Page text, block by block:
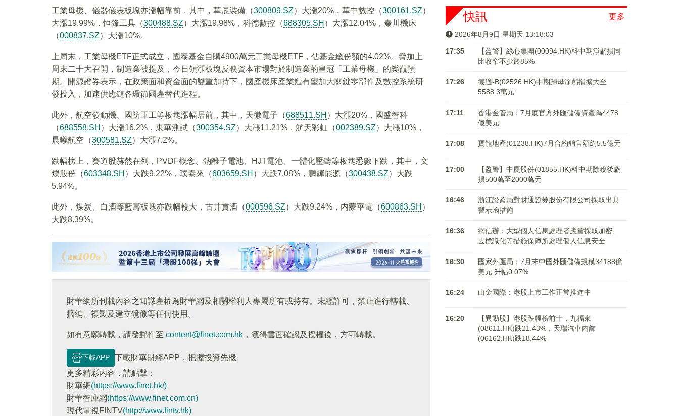
工業母機、儀器儀表板塊亦漲幅靠前，其中，華辰裝備（300809.SZ）大漲20%，華中數控（300161.SZ）
大漲19.99%，恒鋒工具（300488.SZ）大漲19.98%，科德數控（688305.SH ）大漲12.04%，秦川機床
（000837.SZ）大漲10%。
上周末，工業母機ETF正式成立，國泰基金自購4900萬元工業母機ETF，佔基金總份額的4.02%。疊加上
周末二十大召開，制造業被提及，今日領漲板塊反映資本市場對於制造業的皇冠「工業母機」的樂觀預
期。開源證券表示，在政策面和資金面的雙重加持下，國產機床產業鏈有望加大關鍵零部件及數控系統研
發投入，加速供應鏈各環節國產替代進程。
此外，航空發動機、國防軍工等板塊漲幅居前，其中，天微電子（688511.SH ）大漲20%，國盛智科
（688558.SH ）大漲16.2%，東華測試（300354.SZ）大漲11.21%，航天彩虹（002389.SZ）大漲10%，
晨曦航空（300581.SZ）大漲7.2%。
跌幅榜上，賽道股赫然在列，PVDF概念、鈉離子電池、HJT電池、一體化壓鑄等板塊悉數下跌，其中，文
燦股份（603348.SH ）大跌9.22%，璞泰來（603659.SH ）大跌7.08%，鵬輝能源（300438.SZ）大跌
5.94%。
此外，煤炭、白酒等藍籌板塊亦跌幅較大，古井貢酒（000596.SZ）大跌9.24%，内蒙華電（600863.SH ）
大跌8.39%。
財華網所刊載內容之知識產權為財華網及相關權利人專屬所有或持有。未經許可，禁止進行轉載、
摘編、複製及建立鏡像等任何使用。
如有意願轉載，請發郵件至 content@finet.com.hk ，獲得書面確認及授權後，方可轉載。
下載APP
下載財華財經APP，把握投資先機
更多精彩内容，請點擊：
財華網(https://www.finet.hk/)
財華智庫網(https://www.finet.com.cn)
現代電視FINTV(http://www.fintv.hk)
更多
快訊
2026年8月9日 星期天 13:18:04
17:35
【盈警】綠心集團(00094.HK)料中期淨虧損同
比收窄不少於85%
17:26
德適-B(02526.HK)中期歸母淨虧損擴大至
5588.3萬元
17:11
香港金管局：7月底官方外匯儲備資產為4478
億美元
17:08 寶龍地產(01238.HK)7月合約銷售額約5.5億元
17:00
【盈警】中慶股份(01855.HK)料中期除稅後虧
損500萬至2000萬元
16:46
浙江證監局對財通證券股份有限公司採取出具
警示函措施
16:36
網信辦：大型個人信息處理者應當採取加密、
去標識化等措施保障所處理個人信息安全
16:30
國家外匯局：7月末中國外匯儲備規模34188億
美元 升幅0.07%
16:24 山金國際：港股上市工作正常推進中
16:20
【異動股】港股跌幅榜前十，九福來
(08611.HK)跌21.43%，天瑞汽車内飾
(06162.HK)跌18.44%